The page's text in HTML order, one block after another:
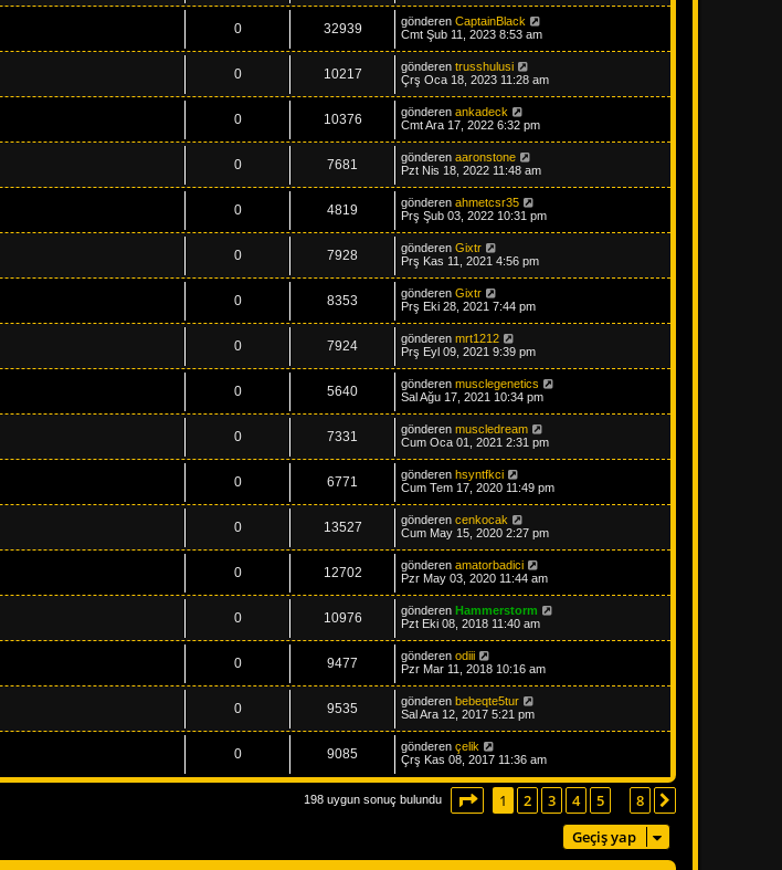
0 32939 gönderen CaptainBlack
Cmt Şub 11, 2023 8:53 am
0 10217 gönderen trusshulusi
Çrş Oca 18, 2023 11:28 am
0 10376 gönderen ankadeck
Cmt Ara 17, 2022 6:32 pm
0 7681 gönderen aaronstone
Pzt Nis 18, 2022 11:48 am
0 4819 gönderen ahmetcsr35
Prş Şub 03, 2022 10:31 pm
0 7928 gönderen Gixtr
Prş Kas 11, 2021 4:56 pm
0 8353 gönderen Gixtr
Prş Eki 28, 2021 7:44 pm
0 7924 gönderen mrt1212
Prş Eyl 09, 2021 9:39 pm
0 5640 gönderen musclegenetics
Sal Ağu 17, 2021 10:34 pm
0 7331 gönderen muscledream
Cum Oca 01, 2021 2:31 pm
0 6771 gönderen hsyntfkci
Cum Tem 17, 2020 11:49 pm
0 13527 gönderen cenkocak
Cum May 15, 2020 2:27 pm
0 12702 gönderen amatorbadici
Pzr May 03, 2020 11:44 am
0 10976 gönderen Hammerstorm
Pzt Eki 08, 2018 11:40 am
0 9477 gönderen odiii
Pzr Mar 11, 2018 10:16 am
0 9535 gönderen bebeqte5tur
Sal Ara 12, 2017 5:21 pm
0 9085 gönderen çelik
Çrş Kas 08, 2017 11:36 am
198 uygun sonuç bulundu . sayfa (Toplam 8sayfa)
1 2 3 4 5 8
Geçiş yap